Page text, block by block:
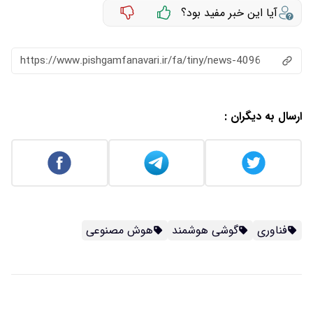
آیا این خبر مفید بود؟
https://www.pishgamfanavari.ir/fa/tiny/news-4096
ارسال به دیگران :
فناوری گوشی هوشمند هوش مصنوعی